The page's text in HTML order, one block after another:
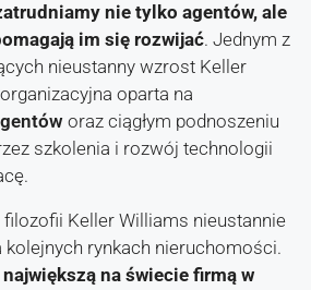
nie tylko agentów, ale
im się rozwijać. Jednym z
nieustanny wzrost Keller
oparta na
oraz ciągłym podnoszeniu
szkolenia i rozwój technologii
Keller Williams nieustannie
kolejnych rynkach nieruchomości.
największą na świecie firmą w